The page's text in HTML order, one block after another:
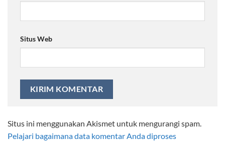
Situs Web
Situs ini menggunakan Akismet untuk mengurangi spam.
Pelajari bagaimana data komentar Anda diproses